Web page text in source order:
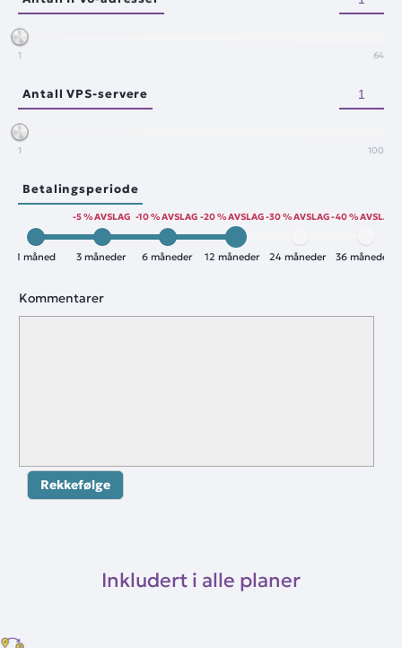
1 64
Antall VPS-servere
1 100
Betalingsperiode
1 måned 3 måneder
-5 % AVSLAG
6 måneder
-10 % AVSLAG
12 måneder
-20 % AVSLAG
24 måneder
-30 % AVSLAG
36 måneder
-40 % AVSLAG
Kommentarer
Rekkefølge
Inkludert i alle planer